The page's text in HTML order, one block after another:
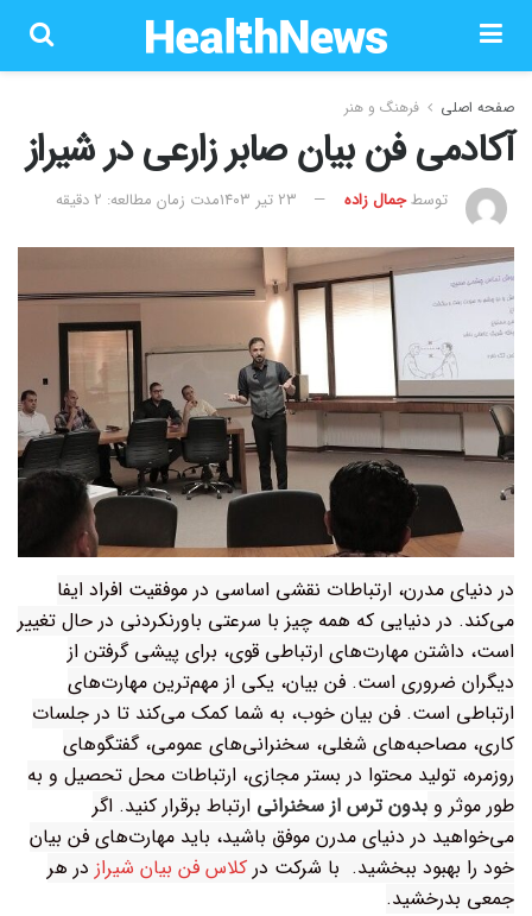
صفحه اصلی فرهنگ و هنر
آکادمی فن بیان صابر زارعی در شیراز
توسطجمال زاده ۲۳ تیر ۱۴۰۳ مدت زمان مطالعه: 2 دقیقه
در دنیای مدرن، ارتباطات نقشی اساسی در موفقیت افراد ایفا
می‌کند. در دنیایی که همه چیز با سرعتی باورنکردنی در حال تغییر
است، داشتن مهارت‌های ارتباطی قوی، برای پیشی گرفتن از
دیگران ضروری است. فن بیان، یکی از مهم‌ترین مهارت‌های
ارتباطی است. فن بیان خوب، به شما کمک می‌کند تا در جلسات
کاری، مصاحبه‌های شغلی، سخنرانی‌های عمومی، گفتگوهای
روزمره، تولید محتوا در بستر مجازی، ارتباطات محل تحصیل و به
طور موثر و بدون ترس از سخنرانی ارتباط برقرار کنید. اگر
می‌خواهید در دنیای مدرن موفق باشید، باید مهارت‌های فن بیان
خود را بهبود ببخشید. با شرکت در کلاس فن بیان شیراز در هر
جمعی بدرخشید.